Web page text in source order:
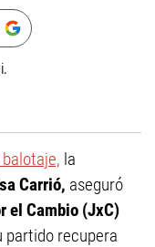
la
Carrió, aseguró
el Cambio (JxC)
partido recupera